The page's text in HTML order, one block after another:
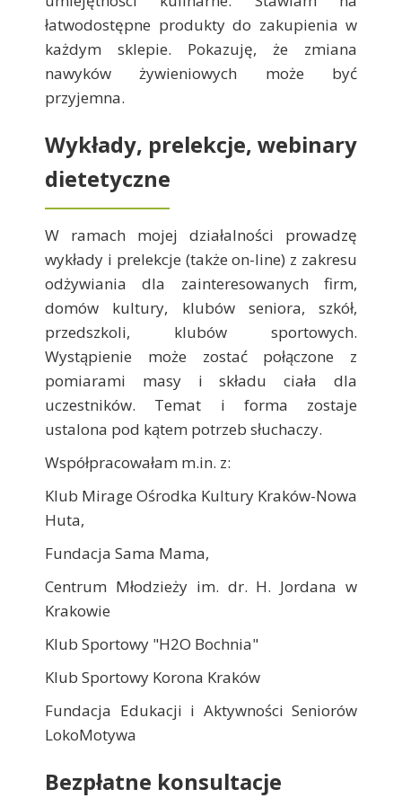
łatwodostępne produkty do zakupienia w
każdym sklepie. Pokazuję, że zmiana
nawyków żywieniowych może być
przyjemna.
Wykłady, prelekcje, webinary
dietetyczne
W ramach mojej działalności prowadzę
wykłady i prelekcje (także on-line) z zakresu
odżywiania dla zainteresowanych firm,
domów kultury, klubów seniora, szkół,
przedszkoli, klubów sportowych.
Wystąpienie może zostać połączone z
pomiarami masy i składu ciała dla
uczestników. Temat i forma zostaje
ustalona pod kątem potrzeb słuchaczy.
Współpracowałam m.in. z:
Klub Mirage Ośrodka Kultury Kraków-Nowa
Huta,
Fundacja Sama Mama,
Centrum Młodzieży im. dr. H. Jordana w
Krakowie
Klub Sportowy "H2O Bochnia"
Klub Sportowy Korona Kraków
Fundacja Edukacji i Aktywności Seniorów
LokoMotywa
Bezpłatne konsultacje